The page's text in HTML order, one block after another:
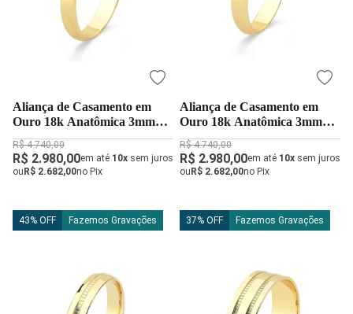
Aliança de Casamento em
Ouro 18k Anatômica 3mm
Abaulada
R$ 4.740,00
R$ 2.980,00em até 10x sem juros
ouR$ 2.682,00no Pix
Aliança de Casamento em
Ouro 18k Anatômica 3mm
com Diamante 1,5pt
R$ 4.740,00
R$ 2.980,00em até 10x sem juros
ouR$ 2.682,00no Pix
43% OFF Fazemos Gravações 37% OFF Fazemos Gravações